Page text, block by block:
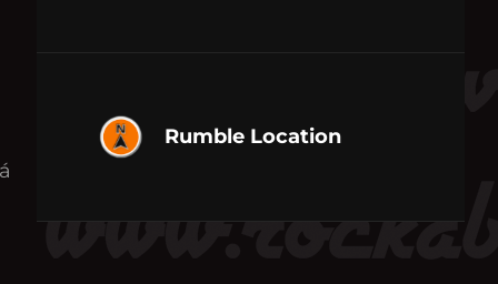
Rumble Location